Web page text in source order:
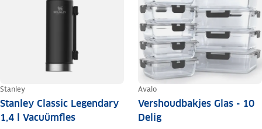
Stanley
Stanley Classic Legendary
1,4 l Vacuümfles
Avalo
Vershoudbakjes Glas - 10
Delig